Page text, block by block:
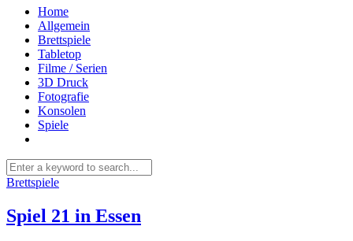
Home
Allgemein
Brettspiele
Tabletop
Filme / Serien
3D Druck
Fotografie
Konsolen
Spiele
Brettspiele
Spiel 21 in Essen